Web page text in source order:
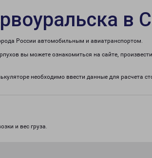
в
России автомобильным и авиатранспортом.
вы можете ознакомиться на сайте,
необходимо ввести данные для расчета
и вес груза.